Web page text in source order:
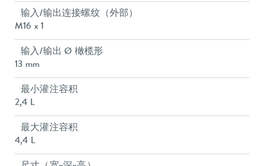
输入/输出连接螺纹（外部）
M16 x 1
输入/输出 Ø 橄榄形
13 mm
最小灌注容积
2,4 L
最大灌注容积
4,4 L